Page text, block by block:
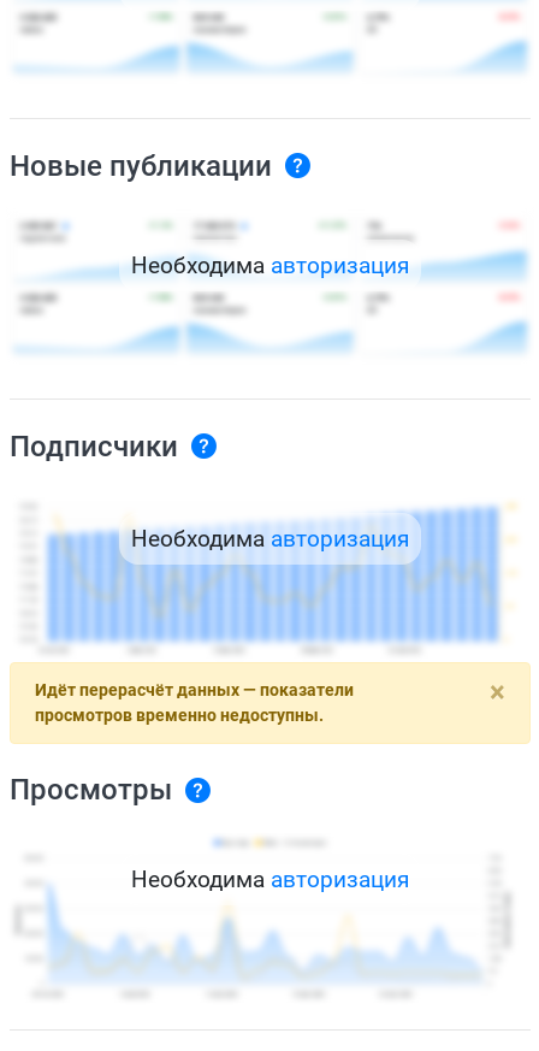
Новые публикации
Необходима авторизация
Подписчики
Необходима авторизация
×
Идёт перерасчёт данных — показатели
просмотров временно недоступны.
Просмотры
Необходима авторизация